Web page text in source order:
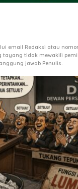
email Redaksi atau nomor
tayang tidak mewakili
jawab Penulis